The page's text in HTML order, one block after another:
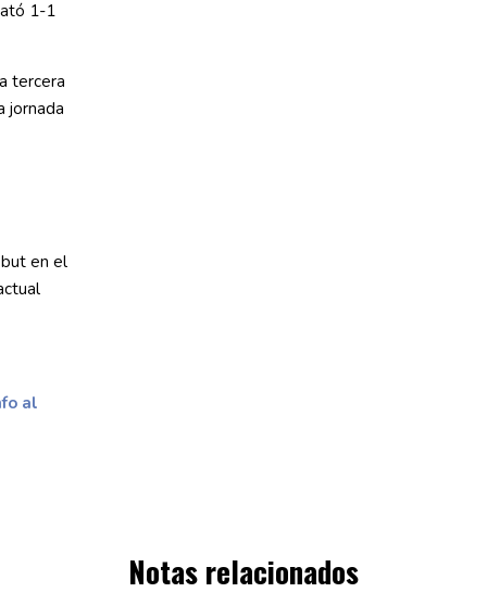
1-1
tercera
jornada
en el
al
Notas relacionados